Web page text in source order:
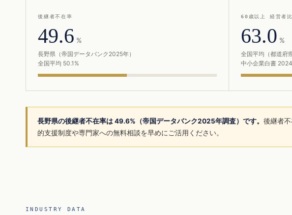
後継者不在率
49.6 %
長野県（帝国データバンク2025年）
全国平均 50.1%
60歳以上 経営者
63.0 %
全国平均（都道府
中小企業白書
長野県の後継者不在率は 49.6%（帝国データバンク2025年調査）です。 後継者
的支援制度や専門家への無料相談を早めにご活用ください。
INDUSTRY DATA